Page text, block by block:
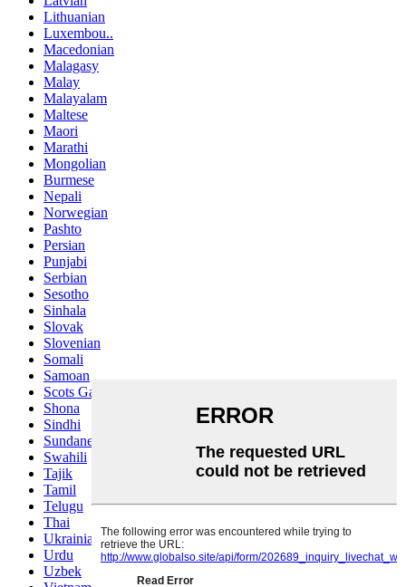
Lithuanian
Luxembou..
Macedonian
Malagasy
Malay
Malayalam
Maltese
Maori
Marathi
Mongolian
Burmese
Nepali
Norwegian
Pashto
Persian
Punjabi
Serbian
Sesotho
Sinhala
Slovak
Slovenian
Somali
Samoan
Scots Gaelic
Shona
Sindhi
Sundanese
Swahili
Tajik
Tamil
Telugu
Thai
Ukrainian
Urdu
Uzbek